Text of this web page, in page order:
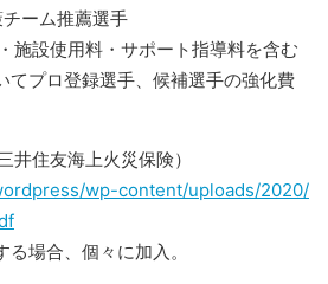
ーム推薦選手
施設使用料・サポート指導料を含む
てプロ登録選手、候補選手の強化費
井住友海上火災保険）
wp-content/uploads/2020/
場合、個々に加入。